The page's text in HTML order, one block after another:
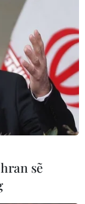
đỉnh
hội của
Marathon
phố Đà
sẽ